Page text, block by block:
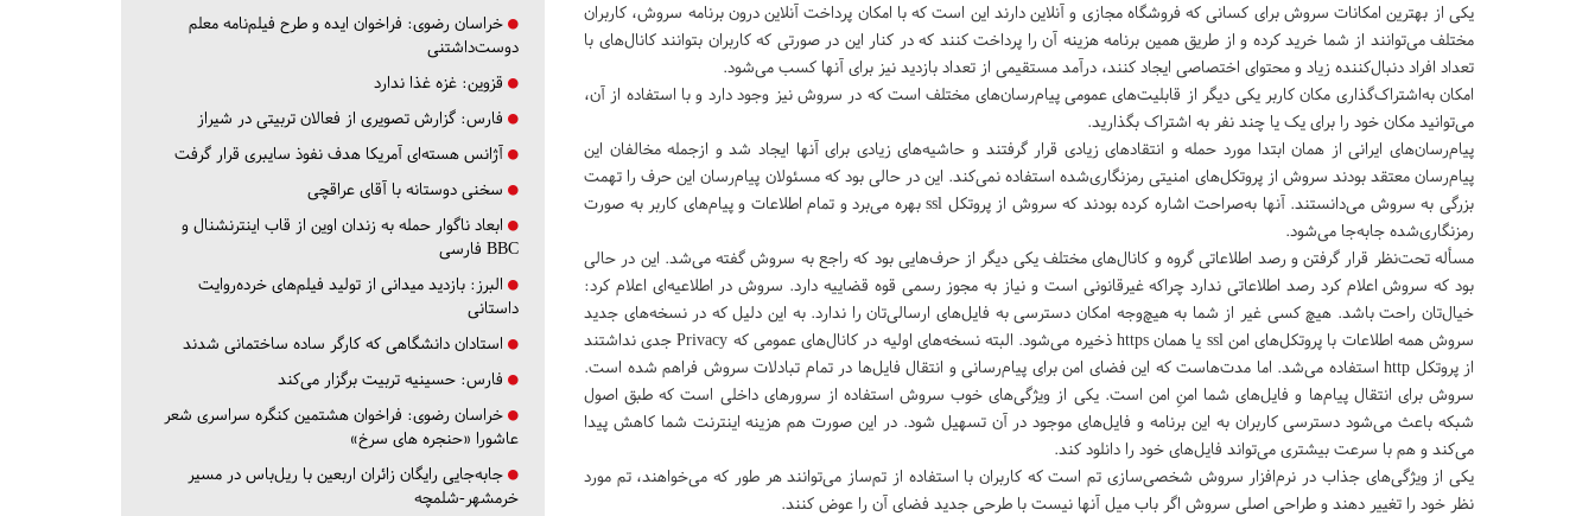
یکی از بهترین امکانات سروش برای کسانی که فروشگاه مجازی و آنلاین دارند این است که با امکان پرداخت آنلاین درون برنامه سروش، کاربران
مختلف می‌توانند از شما خرید کرده و از طریق همین برنامه هزینه آن را پرداخت کنند که در کنار این در صورتی که کاربران بتوانند کانال‌های با
تعداد افراد دنبال‌کننده زیاد و محتوای اختصاصی ایجاد کنند، درآمد مستقیمی از تعداد بازدید نیز برای آنها کسب می‌شود.
امکان به‌اشتراک‌گذاری مکان کاربر یکی دیگر از قابلیت‌های عمومی پیام‌رسان‌های مختلف است که در سروش نیز وجود دارد و با استفاده از آن،
می‌توانید مکان خود را برای یک یا چند نفر به اشتراک بگذارید.
پیام‌رسان‌های ایرانی از همان ابتدا مورد حمله و انتقادهای زیادی قرار گرفتند و حاشیه‌های زیادی برای آنها ایجاد شد و ازجمله مخالفان این
پیام‌رسان معتقد بودند سروش از پروتکل‌های امنیتی رمزنگاری‌شده استفاده نمی‌کند. این در حالی بود که مسئولان پیام‌رسان این حرف را تهمت
بزرگی به سروش می‌دانستند. آنها به‌صراحت اشاره کرده بودند که سروش از پروتکل ssl بهره می‌برد و تمام اطلاعات و پیام‌های کاربر به صورت
رمزنگاری‌شده جابه‌جا می‌شود.
مسأله تحت‌نظر قرار گرفتن و رصد اطلاعاتی گروه و کانال‌های مختلف یکی دیگر از حرف‌هایی بود که راجع به سروش گفته می‌شد. این در حالی
بود که سروش اعلام کرد رصد اطلاعاتی ندارد چراکه غیرقانونی است و نیاز به مجوز رسمی قوه قضاییه دارد. سروش در اطلاعیه‌ای اعلام کرد:‌
خیال‌تان راحت باشد. هیچ کسی غیر از شما به هیچ‌وجه امکان دسترسی به فایل‌های ارسالی‌تان را ندارد. به این دلیل که در نسخه‌های جدید
سروش همه اطلاعات با پروتکل‌های امن ssl یا همان https ذخیره می‌شود. البته نسخه‌های اولیه در کانال‌های عمومی که Privacy جدی نداشتند
از پروتکل http استفاده می‌شد. اما مدت‌هاست که این فضای امن برای پیام‌رسانی و انتقال فایل‌ها در تمام تبادلات سروش فراهم شده است.
سروش برای انتقال پیام‌ها و فایل‌های شما امنِ امن است. یکی از ویژگی‌های خوب سروش استفاده از سرورهای داخلی است که طبق اصول
شبکه باعث می‌شود دسترسی کاربران به این برنامه و فایل‌های موجود در آن تسهیل شود. در این صورت هم هزینه اینترنت شما کاهش پیدا
می‌کند و هم با سرعت بیشتری می‌تواند فایل‌های خود را دانلود کند.
یکی از ویژگی‌های جذاب در نرم‌افزار سروش شخصی‌سازی تم است که کاربران با استفاده از تم‌ساز می‌توانند هر طور که می‌خواهند، تم مورد
نظر خود را تغییر دهند و طراحی اصلی سروش اگر باب میل آنها نیست با طرحی جدید فضای آن را عوض کنند.
خراسان رضوی: فراخوان ایده و طرح فیلم‌نامه معلم
دوست‌داشتنی
قزوین: غزه غذا ندارد
فارس: گزارش تصویری از فعالان تربیتی در شیراز
آژانس هسته‌ای آمریکا هدف نفوذ سایبری قرار گرفت
سخنی دوستانه با آقای عراقچی
ابعاد ناگوار حمله به زندان اوین از قاب اینترنشنال و
BBC فارسی
البرز: بازدید میدانی از تولید فیلم‌های خرده‌روایت
داستانی
استادان دانشگاهی که کارگر ساده ساختمانی شدند
فارس: حسینیه تربیت برگزار می‌کند
خراسان رضوی: فراخوان هشتمین کنگره سراسری شعر
عاشورا «حنجره های سرخ»
جابه‌جایی رایگان زائران اربعین با ریل‌باس در مسیر
خرمشهر-شلمچه